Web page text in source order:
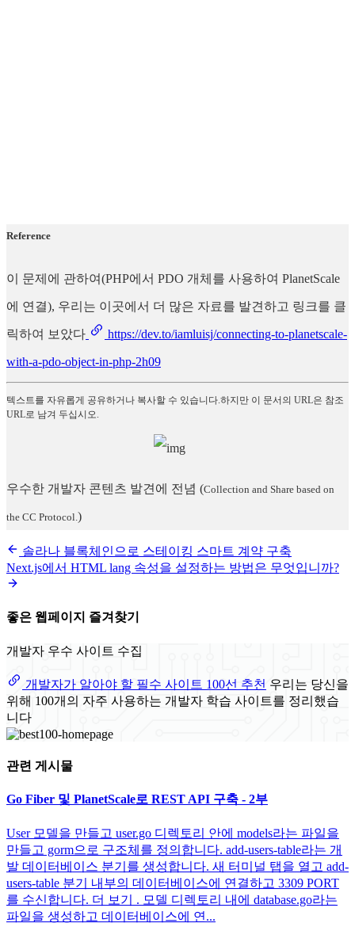
Reference
이 문제에 관하여(PHP에서 PDO 개체를 사용하여 PlanetScale
에 연결), 우리는 이곳에서 더 많은 자료를 발견하고 링크를 클
릭하여 보았다 https://dev.to/iamluisj/connecting-to-planetscale-
with-a-pdo-object-in-php-2h09
텍스트를 자유롭게 공유하거나 복사할 수 있습니다.하지만 이 문서의 URL은 참조
URL로 남겨 두십시오.
우수한 개발자 콘텐츠 발견에 전념 (Collection and Share based on
the CC Protocol.)
솔라나 블록체인으로 스테이킹 스마트 계약 구축
Next.js에서 HTML lang 속성을 설정하는 방법은 무엇입니까?
좋은 웹페이지 즐겨찾기
개발자 우수 사이트 수집
개발자가 알아야 할 필수 사이트 100선 추천 우리는 당신을
위해 100개의 자주 사용하는 개발자 학습 사이트를 정리했습
니다
관련 게시물
Go Fiber 및 PlanetScale로 REST API 구축 - 2부
User 모델을 만들고 user.go 디렉토리 안에 models라는 파일을
만들고 gorm으로 구조체를 정의합니다. add-users-table라는 개
발 데이터베이스 분기를 생성합니다. 새 터미널 탭을 열고 add-
users-table 분기 내부의 데이터베이스에 연결하고 3309 PORT
를 수신합니다. 더 보기 . 모델 디렉토리 내에 database.go라는
파일을 생성하고 데이터베이스에 연...